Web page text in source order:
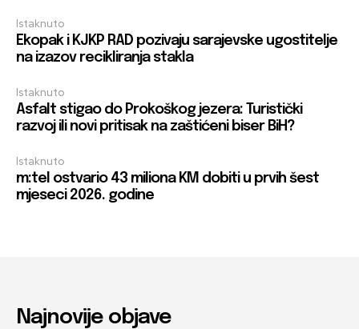
Istaknuto
Ekopak i KJKP RAD pozivaju sarajevske ugostitelje
na izazov recikliranja stakla
Istaknuto
Asfalt stigao do Prokoškog jezera: Turistički
razvoj ili novi pritisak na zaštićeni biser BiH?
Istaknuto
m:tel ostvario 43 miliona KM dobiti u prvih šest
mjeseci 2026. godine
Najnovije objave